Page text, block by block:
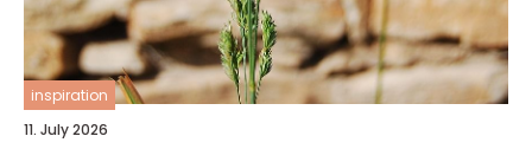
inspiration
11. July 2026